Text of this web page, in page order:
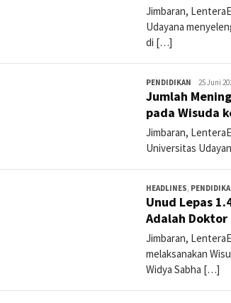
Jimbaran,
Udayana
di […]
PENDIDIKAN lenteraesai
25 Juni
Jumlah
pada Wisuda
Jimbaran,
Universitas
HEADLINES
Unud Lepas
Adalah Doktor
Jimbaran,
melaksanakan
Widya Sabha […]